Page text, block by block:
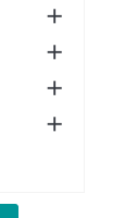



